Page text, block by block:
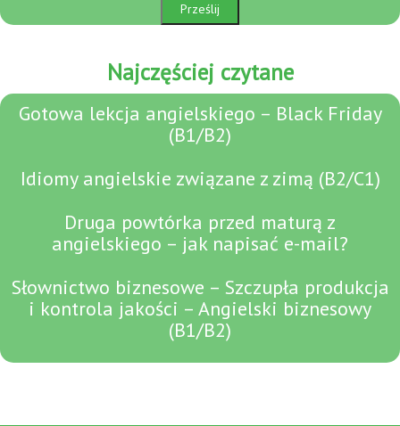
Prześlij
Najczęściej czytane
Gotowa lekcja angielskiego – Black Friday
(B1/B2)
Idiomy angielskie związane z zimą (B2/C1)
Druga powtórka przed maturą z
angielskiego – jak napisać e-mail?
Słownictwo biznesowe – Szczupła produkcja
i kontrola jakości – Angielski biznesowy
(B1/B2)